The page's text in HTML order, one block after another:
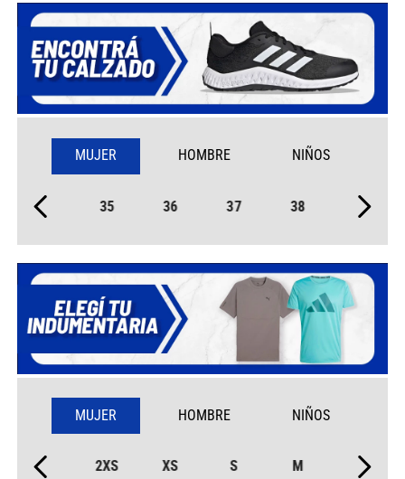
MUJER HOMBRE NIÑOS
35 36 37 38
MUJER HOMBRE NIÑOS
2XS XS S M